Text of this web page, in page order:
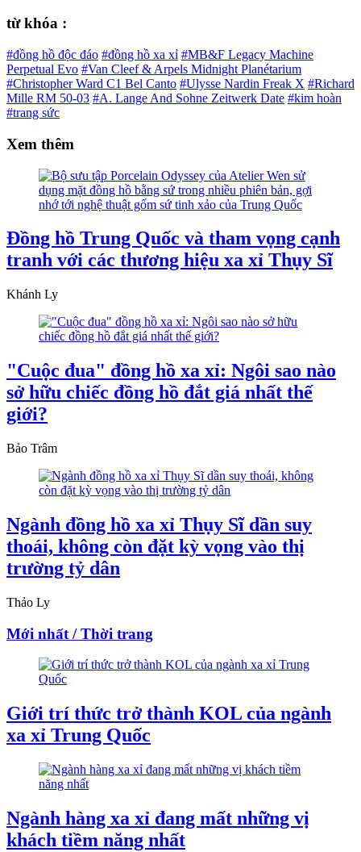
từ khóa :
#đồng hồ độc đáo #đồng hồ xa xỉ #MB&F Legacy Machine
Perpetual Evo #Van Cleef & Arpels Midnight Planétarium
#Christopher Ward C1 Bel Canto #Ulysse Nardin Freak X #Richard
Mille RM 50-03 #A. Lange And Sohne Zeitwerk Date #kim hoàn
#trang sức
Xem thêm
Đồng hồ Trung Quốc và tham vọng cạnh
tranh với các thương hiệu xa xỉ Thụy Sĩ
Khánh Ly
"Cuộc đua" đồng hồ xa xỉ: Ngôi sao nào
sở hữu chiếc đồng hồ đắt giá nhất thế
giới?
Bảo Trâm
Ngành đồng hồ xa xỉ Thụy Sĩ dần suy
thoái, không còn đặt kỳ vọng vào thị
trường tỷ dân
Thảo Ly
Mới nhất / Thời trang
Giới trí thức trở thành KOL của ngành
xa xỉ Trung Quốc
Ngành hàng xa xỉ đang mất những vị
khách tiềm năng nhất